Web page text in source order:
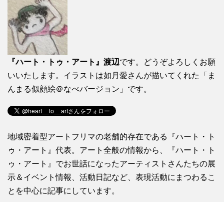
『ハート・トゥ・アート』渡辺です。どうぞよろしくお願
いいたします。イラストは如月愛さんが描いてくれた「ま
んまる似顔絵＠なべバージョン」です。
地域密着型アートフリマの老舗的存在である『ハート・ト
ゥ・アート』代表。アート全般の情報から、『ハート・ト
ゥ・アート』でお世話になったアーティストさんたちの展
示＆イベント情報、活動日記など、表現活動にまつわるこ
とを中心に記事にしています。